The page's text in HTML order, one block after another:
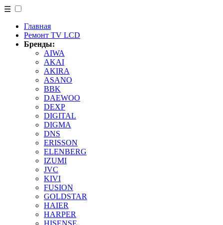
☰
Главная
Ремонт TV LCD
Бренды:
AIWA
AKAI
AKIRA
ASANO
BBK
DAEWOO
DEXP
DIGITAL
DIGMA
DNS
ERISSON
ELENBERG
IZUMI
JVC
KIVI
FUSION
GOLDSTAR
HAIER
HARPER
HISENSE